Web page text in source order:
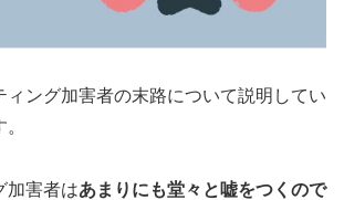
ィング加害者の末路について説明してい
加害者はあまりにも堂々と嘘をつくので